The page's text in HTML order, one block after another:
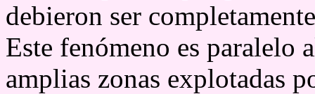
debieron ser
Este fenómeno es paralelo
amplias zonas explotadas